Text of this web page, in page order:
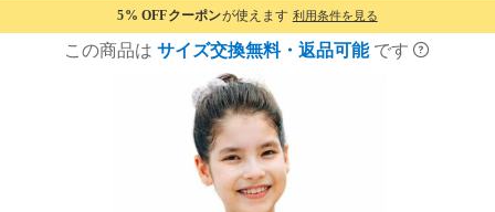
5% OFFクーポンが使えます 利用条件を見る
この商品は サイズ交換無料・返品可能 です